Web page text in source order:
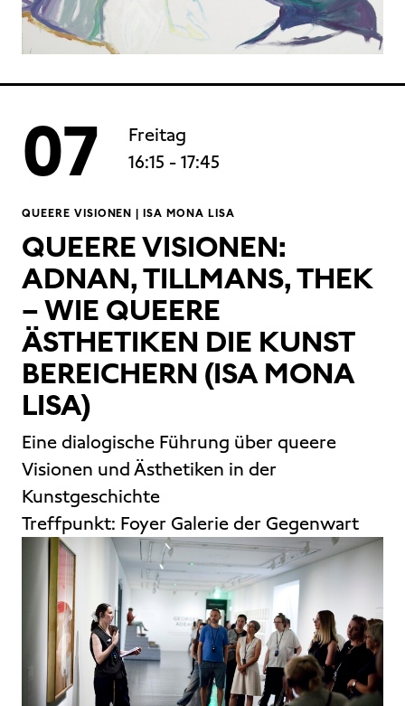
07
Freitag
16:15 - 17:45
QUEERE VISIONEN | ISA MONA LISA
QUEERE VISIONEN:
ADNAN, TILLMANS, THEK
– WIE QUEERE
ÄSTHETIKEN DIE KUNST
BEREICHERN (ISA MONA
LISA)
Eine dialogische Führung über queere
Visionen und Ästhetiken in der
Kunstgeschichte
Treffpunkt: Foyer Galerie der Gegenwart